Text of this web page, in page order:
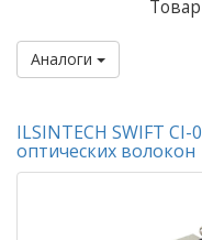
Аналоги
ILSINTECH SWIFT
оптических волокон